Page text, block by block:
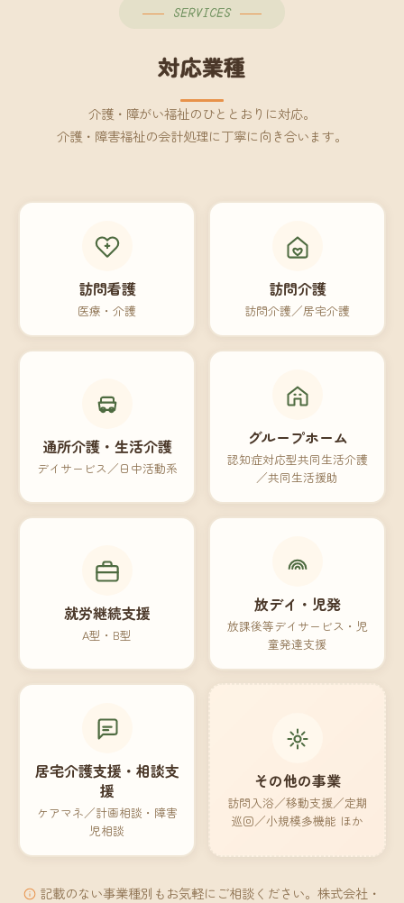
SERVICES
対応業種
介護・障がい福祉のひととおりに対応。
介護・障害福祉の会計処理に丁寧に向き合います。
訪問看護
医療・介護
訪問介護
訪問介護／居宅介護
通所介護・生活介護
デイサービス／日中活動系
グループホーム
認知症対応型共同生活介護
／共同生活援助
就労継続支援
A型・B型
放デイ・児発
放課後等デイサービス・児
童発達支援
居宅介護支援・相談支
援
ケアマネ／計画相談・障害
児相談
その他の事業
訪問入浴／移動支援／定期
巡回／小規模多機能 ほか
記載のない事業種別もお気軽にご相談ください。株式会社・